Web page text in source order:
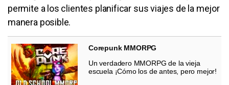
permite a los clientes planificar sus viajes de la mejor
manera posible.
Corepunk MMORPG
Un verdadero MMORPG de la vieja
escuela ¡Cómo los de antes, pero mejor!